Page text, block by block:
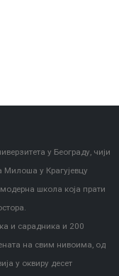
у Београду, чији
Милоша у Крагујевцу
школа која прати
и сарадника и 200
на свим нивоима, од
у оквиру десет